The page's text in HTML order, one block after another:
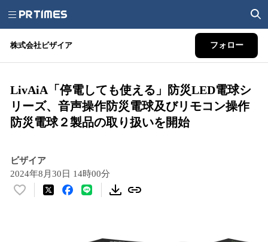
株式会社ビザイア フォロー
LivAiA「停電しても使える」防災LED電球シ
リーズ、音声操作防災電球及びリモコン操作
防災電球２製品の取り扱いを開始
ビザイア
2024年8月30日 14時00分
い